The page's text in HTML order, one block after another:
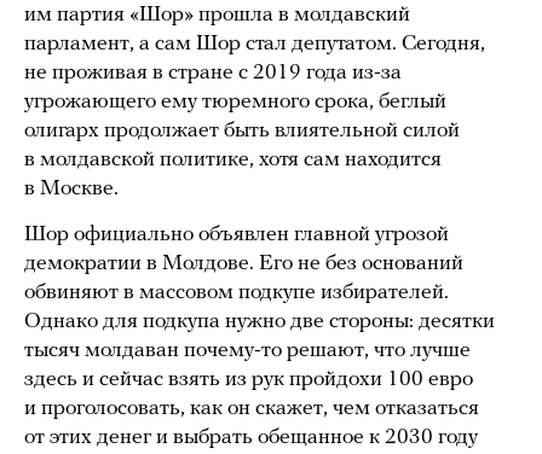
им партия «Шор» прошла в молдавский
парламент, а сам Шор стал депутатом. Сегодня,
не проживая в стране с 2019 года из-за
угрожающего ему тюремного срока, беглый
олигарх продолжает быть влиятельной силой
в молдавской политике, хотя сам находится
в Москве.
Шор официально объявлен главной угрозой
демократии в Молдове. Его не без оснований
обвиняют в массовом подкупе избирателей.
Однако для подкупа нужно две стороны: десятки
тысяч молдаван почему-то решают, что лучше
здесь и сейчас взять из рук пройдохи 100 евро
и проголосовать, как он скажет, чем отказаться
от этих денег и выбрать обещанное к 2030 году